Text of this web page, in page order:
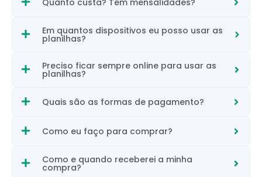
Quanto custa? Tem mensalidades?
Em quantos dispositivos eu posso usar as
planilhas?
Preciso ficar sempre online para usar as
planilhas?
Quais são as formas de pagamento?
Como eu faço para comprar?
Como e quando receberei a minha
compra?